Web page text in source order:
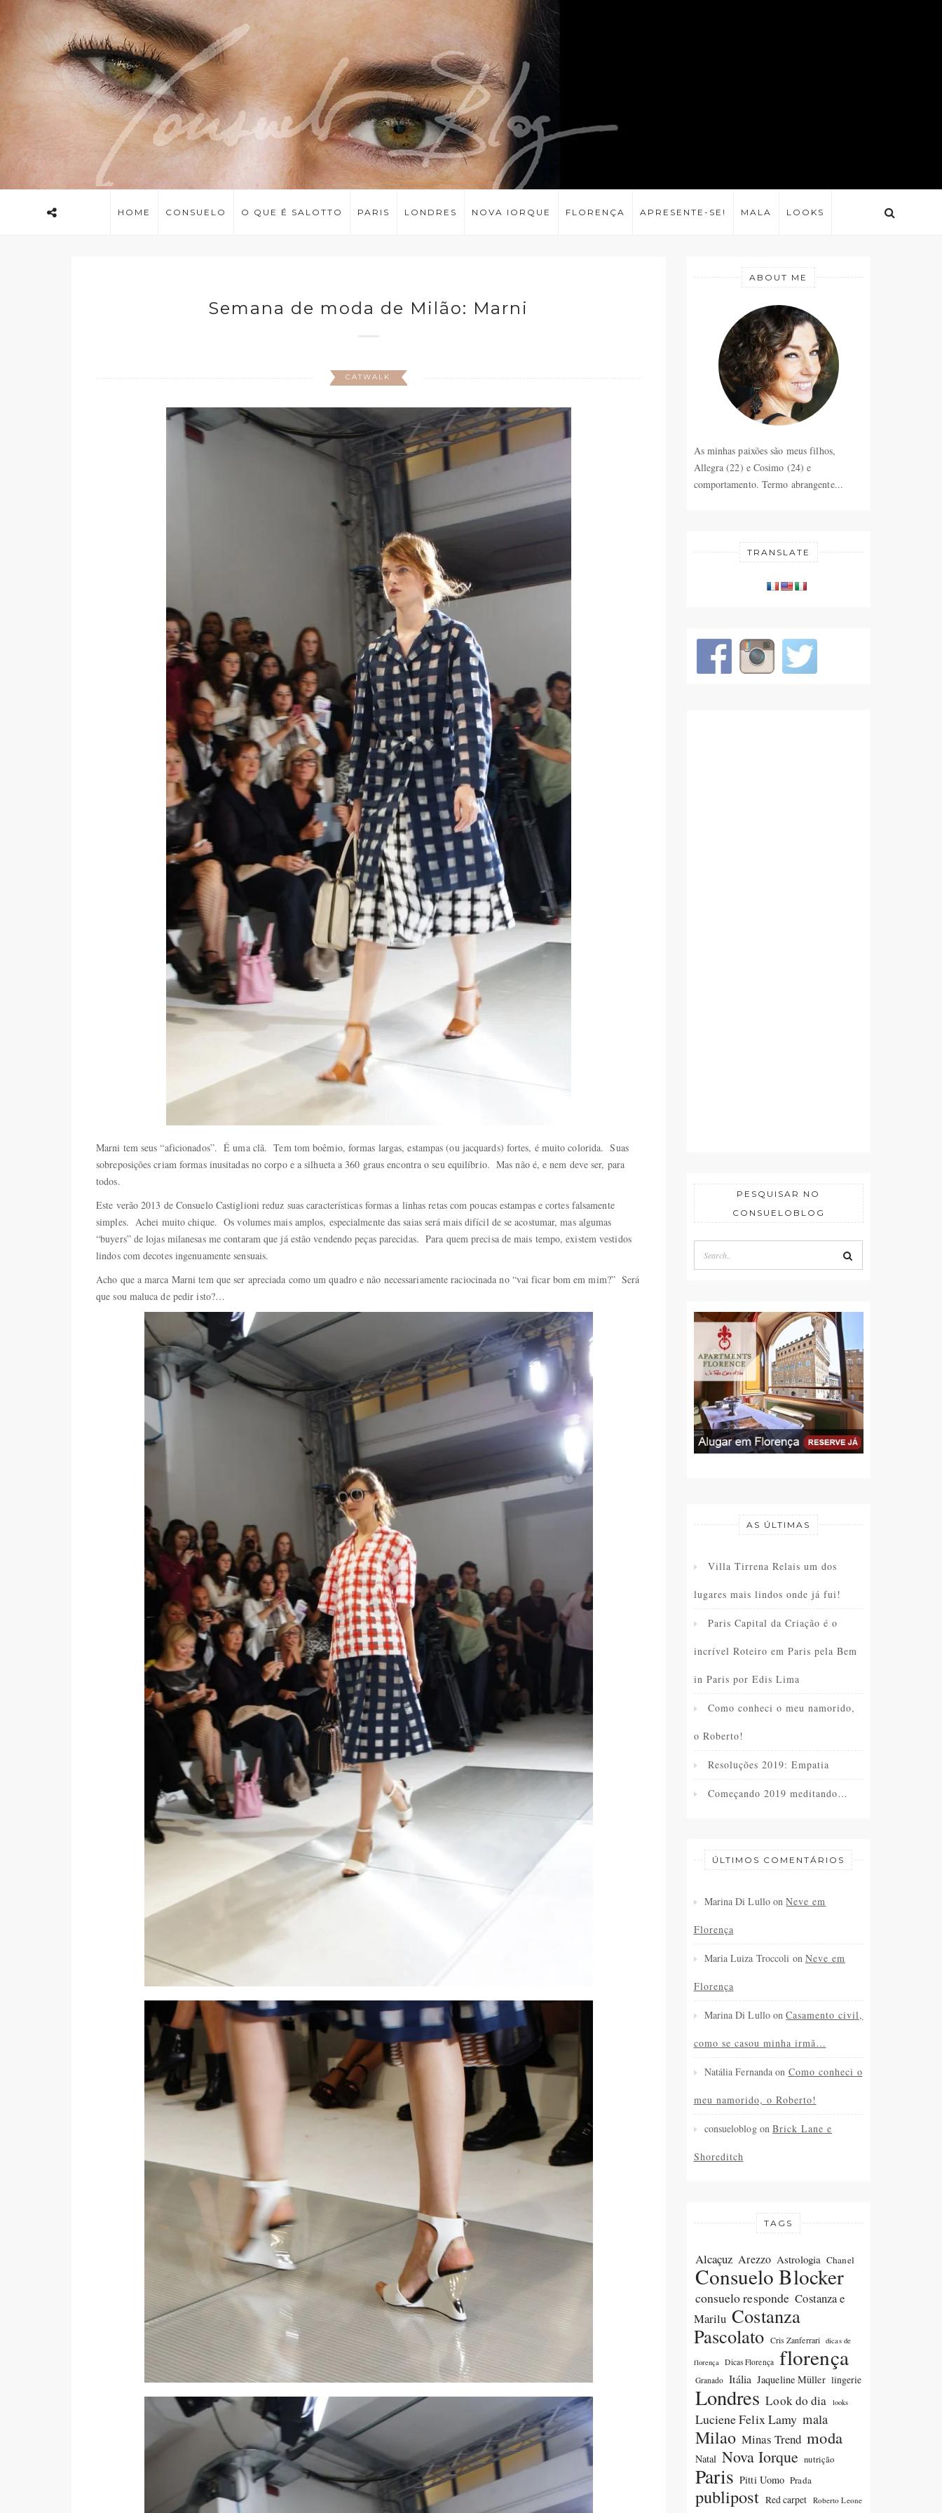
HOME CONSUELO O QUE É SALOTTO PARIS LONDRES NOVA IORQUE FLORENÇA APRESENTE-SE! MALA LOOKS
Semana de moda de Milão: Marni
CATWALK
Marni tem seus “aficionados”. É uma clã. Tem tom boêmio, formas largas, estampas (ou jacquards) fortes, é muito colorida. Suas
sobreposições criam formas inusitadas no corpo e a silhueta a 360 graus encontra o seu equilíbrio. Mas não é, e nem deve ser, para
todos.
Este verão 2013 de Consuelo Castiglioni reduz suas características formas a linhas retas com poucas estampas e cortes falsamente
simples. Achei muito chique. Os volumes mais amplos, especialmente das saias será mais difícil de se acostumar, mas algumas
“buyers” de lojas milanesas me contaram que já estão vendendo peças parecidas. Para quem precisa de mais tempo, existem vestidos
lindos com decotes ingenuamente sensuais.
Acho que a marca Marni tem que ser apreciada como um quadro e não necessariamente raciocinada no “vai ficar bom em mim?” Será
que sou maluca de pedir isto?…
ABOUT ME
As minhas paixões são meus filhos,
Allegra (22) e Cosimo (24) e
comportamento. Termo abrangente...
TRANSLATE
PESQUISAR NO
CONSUELOBLOG
AS ÚLTIMAS
Villa Tirrena Relais um dos
lugares mais lindos onde já fui!
Paris Capital da Criação é o
incrível Roteiro em Paris pela Bem
in Paris por Edis Lima
Como conheci o meu namorido,
o Roberto!
Resoluções 2019: Empatia
Começando 2019 meditando…
ÚLTIMOS COMENTÁRIOS
Marina Di Lullo onNeve em
Florença
Maria Luiza Troccoli on Neve em
Florença
Marina Di Lullo onCasamento civil,
como se casou minha irmã…
Natália Fernanda on Como conheci o
meu namorido, o Roberto!
consueloblogonBrick Lane e
Shoreditch
TAGS
Alcaçuz Arezzo Astrologia Chanel
Consuelo Blocker
consuelo responde Costanza e
Marilu Costanza
Pascolato Cris Zanferrari dicas de
florença Dicas Florença florença
Granado Itália Jaqueline Müller lingerie
Londres Look do dia looks
Luciene Felix Lamy mala
Milao Minas Trend moda
Natal Nova Iorque nutrição
Paris Pitti Uomo Prada
publipost Red carpet Roberto Leone